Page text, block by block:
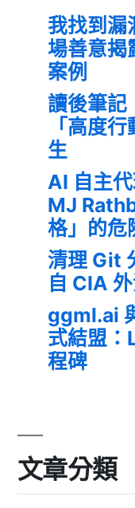
我找到漏
場善意揭
案例
讀後筆記
「高度
生
AI 自主
MJ
格」的危
清理 Git
自 CIA
ggml.ai
式結盟：
程碑
文章分類